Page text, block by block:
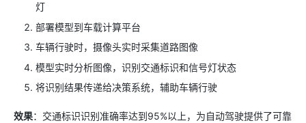
灯
部署模型到车载计算平台
车辆行驶时，摄像头实时采集道路图像
模型实时分析图像，识别交通标识和信号灯状态
将识别结果传递给决策系统，辅助车辆行驶
效果：交通标识识别准确率达到95%以上，为自动驾驶提供了可靠